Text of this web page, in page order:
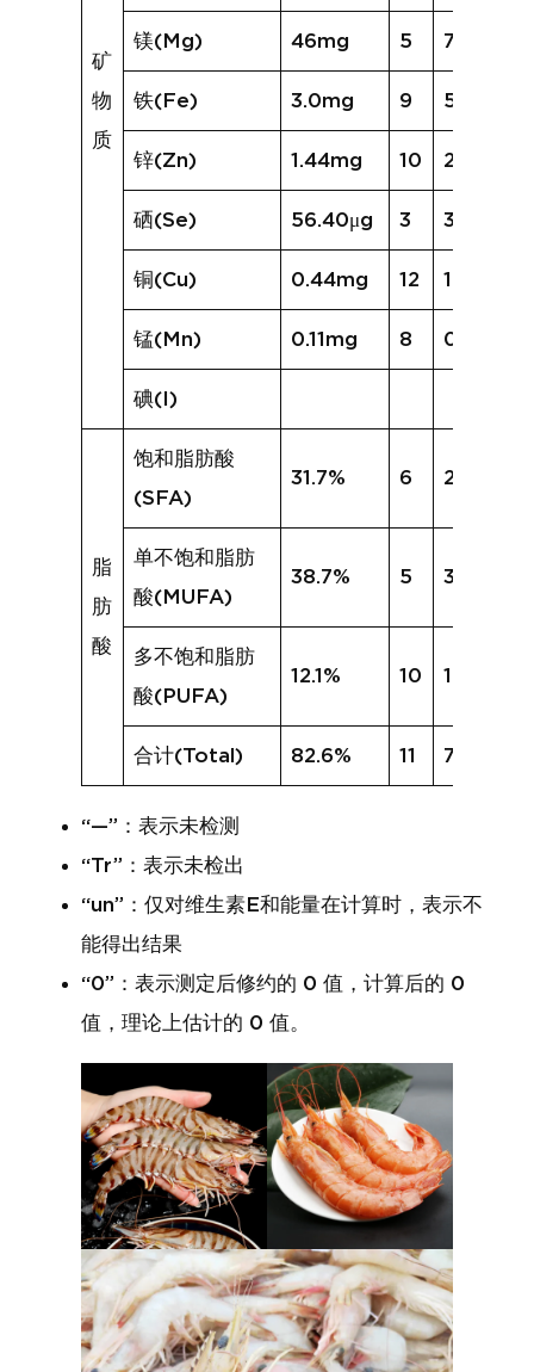
矿
物
质
镁(Mg) 46mg 5 73mg
铁(Fe) 3.0mg 9 5.8mg
锌(Zn) 1.44mg 10 2.05mg
硒(Se) 56.40μg 3 33.70μg
铜(Cu) 0.44mg 12 1.30mg
锰(Mn) 0.11mg 8 0.57mg
碘(I)
脂
肪
酸
饱和脂肪酸
(SFA)
31.7% 6 29.5%
单不饱和脂肪
酸(MUFA)
38.7% 5 30.3%
多不饱和脂肪
酸(PUFA)
12.1% 10 19.9%
合计(Total) 82.6% 11 79.7%
“—”：表示未检测
“Tr”：表示未检出
“un”：仅对维生素E和能量在计算时，表示不
能得出结果
“0”：表示测定后修约的 0 值，计算后的 0
值，理论上估计的 0 值。